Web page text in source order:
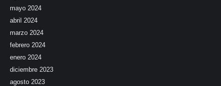
mayo 2024
abril 2024
marzo 2024
febrero 2024
enero 2024
diciembre 2023
agosto 2023